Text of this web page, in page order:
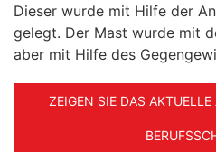
Dieser wurde mit Hilfe der
gelegt. Der Mast wurde mit
aber mit Hilfe des
ZEIGEN SIE DAS